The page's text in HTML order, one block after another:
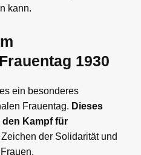
kann.
1930
ein besonderes
Frauentag. Dieses
Kampf für
der Solidarität und